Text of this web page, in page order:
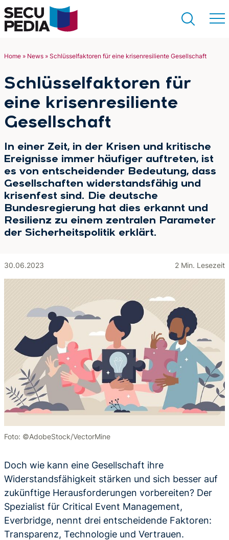
Suchen
Home » News » Schlüsselfaktoren für eine krisenresiliente Gesellschaft
Schlüsselfaktoren für
eine krisenresiliente
Gesellschaft
In einer Zeit, in der Krisen und kritische
Ereignisse immer häufiger auftreten, ist
es von entscheidender Bedeutung, dass
Gesellschaften widerstandsfähig und
krisenfest sind. Die deutsche
Bundesregierung hat dies erkannt und
Resilienz zu einem zentralen Parameter
der Sicherheitspolitik erklärt.
30.06.2023 2 Min. Lesezeit
Foto: ©AdobeStock/VectorMine
Doch wie kann eine Gesellschaft ihre
Widerstandsfähigkeit stärken und sich besser auf
zukünftige Herausforderungen vorbereiten? Der
Spezialist für Critical Event Management,
Everbridge, nennt drei entscheidende Faktoren:
Transparenz, Technologie und Vertrauen.